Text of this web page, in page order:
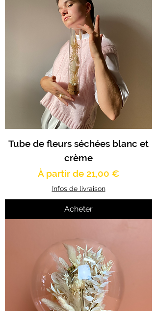
Tube de fleurs séchées blanc et
crème
À partir de 21,00 €
Prix promotionnel
Infos de livraison
Acheter